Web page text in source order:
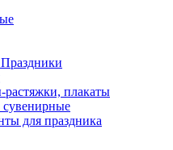
растяжки, плакаты
для праздника